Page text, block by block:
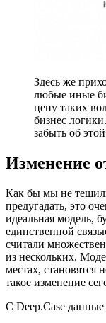
Здесь же
любые иные
цену таких
бизнес
забыть об
Изменение
Как бы мы не
предугадать, это
идеальная модель,
единственной
считали
из нескольких.
местах,
такое изменение
С Deep.Case данные